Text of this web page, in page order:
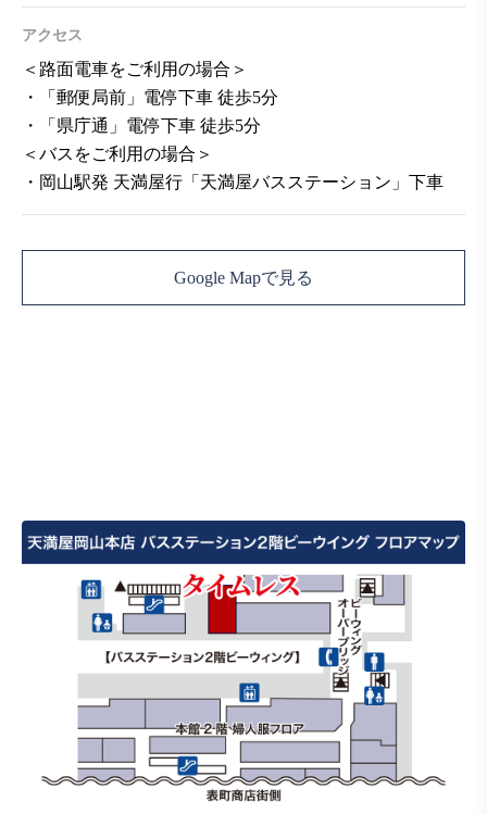
アクセス
＜路面電車をご利用の場合＞
・「郵便局前」電停下車 徒歩5分
・「県庁通」電停下車 徒歩5分
＜バスをご利用の場合＞
・岡山駅発 天満屋行「天満屋バスステーション」下車
Google Mapで見る